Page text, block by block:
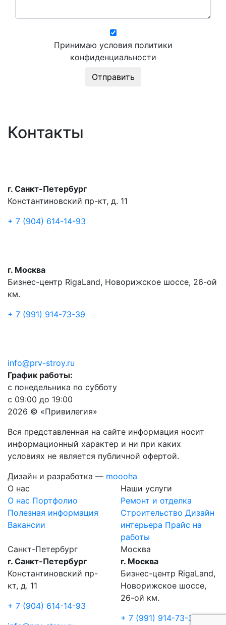
Принимаю условия политики
конфиденциальности
Контакты
г. Санкт-Петербург
Константиновский пр-кт, д. 11
+ 7 (904) 614-14-93
г. Москва
Бизнес-центр RigaLand, Новорижское шоссе, 26-ой
км.
+ 7 (991) 914-73-39
info@prv-stroy.ru
График работы:
с понедельника по субботу
с 09:00 до 19:00
2026 © «Привилегия»
Вся представленная на сайте информация носит
информационный характер и ни при каких
условиях не является публичной офертой.
Дизайн и разработка — moooha
О нас
О нас Портфолио
Полезная информация
Вакансии
Наши услуги
Ремонт и отделка
Строительство Дизайн
интерьера Прайс на
работы
Санкт-Петербург
г. Санкт-Петербург
Константиновский пр-
кт, д. 11
+ 7 (904) 614-14-93
Москва
г. Москва
Бизнес-центр RigaLand,
Новорижское шоссе,
26-ой км.
+ 7 (991) 914-73-39